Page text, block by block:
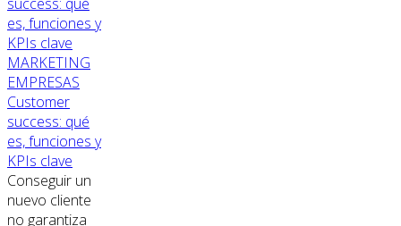
MARKETING
EMPRESAS
Customer
success: qué
es, funciones y
KPIs clave
Conseguir un
nuevo cliente
no garantiza